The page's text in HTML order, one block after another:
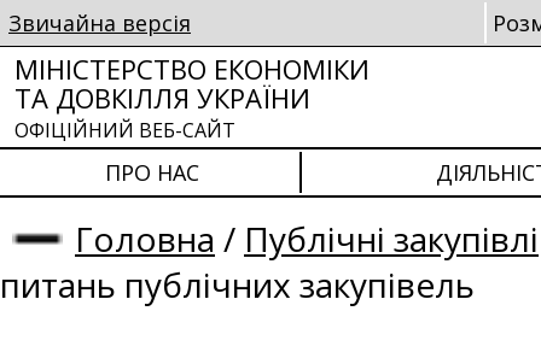
Звичайна версія
МІНІСТЕРСТВО ЕКОНОМІКИ
ТА ДОВКІЛЛЯ УКРАЇНИ
ОФІЦІЙНИЙ ВЕБ-САЙТ
ПРО НАС
Головна / Публічні закупівлі
питань публічних закупівель